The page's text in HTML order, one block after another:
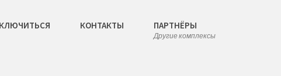
КОНТАКТЫ ПАРТНЁРЫ
Другие комплексы